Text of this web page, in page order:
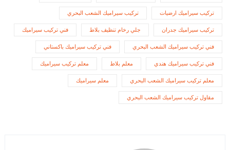
تركيب سيراميك ارضيات تركيب سيراميك الشعب البحري
تركيب سيراميك جدران جلي رخام تنظيف بلاط فني تركيب سيراميك
فني تركيب سيراميك الشعب البحري فني تركيب سيراميك باكستاني
فني تركيب سيراميك هندي معلم بلاط معلم تركيب سيراميك
معلم تركيب سيراميك الشعب البحري معلم سيراميك
مقاول تركيب سيراميك الشعب البحري